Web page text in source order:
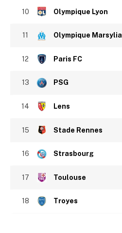
10 Olympique Lyon
11 Olympique Marsylia
12 Paris FC
13 PSG
14 Lens
15 Stade Rennes
16 Strasbourg
17 Toulouse
18 Troyes